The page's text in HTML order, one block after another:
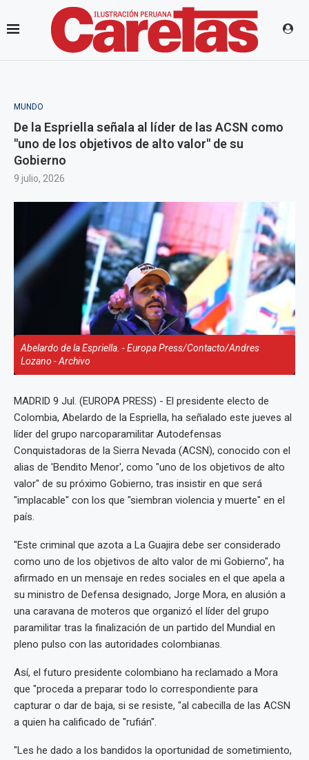
MUNDO
De la Espriella señala al líder de las ACSN como
"uno de los objetivos de alto valor" de su
Gobierno
9 julio, 2026
Abelardo de la Espriella. - Europa Press/Contacto/Andres
Lozano - Archivo
MADRID 9 Jul. (EUROPA PRESS) - El presidente electo de
Colombia, Abelardo de la Espriella, ha señalado este jueves al
líder del grupo narcoparamilitar Autodefensas
Conquistadoras de la Sierra Nevada (ACSN), conocido con el
alias de 'Bendito Menor', como "uno de los objetivos de alto
valor" de su próximo Gobierno, tras insistir en que será
"implacable" con los que "siembran violencia y muerte" en el
país.
"Este criminal que azota a La Guajira debe ser considerado
como uno de los objetivos de alto valor de mi Gobierno", ha
afirmado en un mensaje en redes sociales en el que apela a
su ministro de Defensa designado, Jorge Mora, en alusión a
una caravana de moteros que organizó el líder del grupo
paramilitar tras la finalización de un partido del Mundial en
pleno pulso con las autoridades colombianas.
Así, el futuro presidente colombiano ha reclamado a Mora
que "proceda a preparar todo lo correspondiente para
capturar o dar de baja, si se resiste, "al cabecilla de las ACSN
a quien ha calificado de "rufián".
"Les he dado a los bandidos la oportunidad de sometimiento,